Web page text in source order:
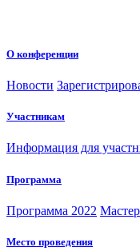
О конференции
Новости
Участникам
Информация для
Программа
Программа 2022
Место проведения